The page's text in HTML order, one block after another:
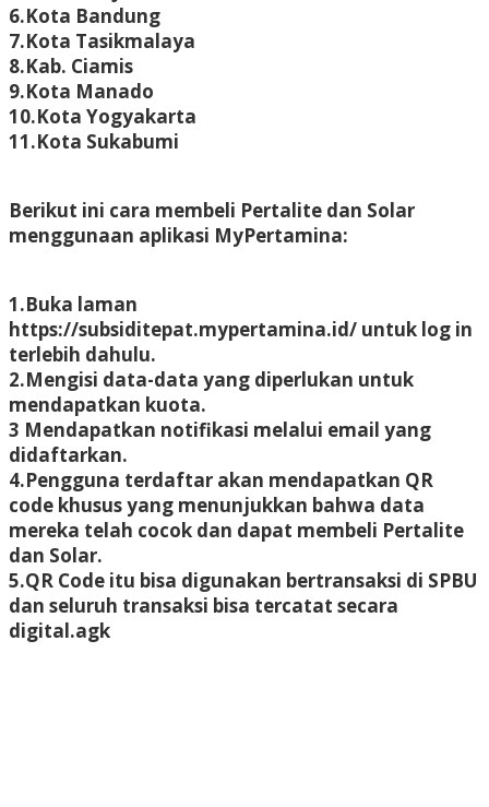
6.Kota Bandung
7.Kota Tasikmalaya
8.Kab. Ciamis
9.Kota Manado
10.Kota Yogyakarta
11.Kota Sukabumi
Berikut ini cara membeli Pertalite dan Solar
menggunaan aplikasi MyPertamina:
1.Buka laman
https://subsiditepat.mypertamina.id/ untuk log in
terlebih dahulu.
2.Mengisi data-data yang diperlukan untuk
mendapatkan kuota.
3 Mendapatkan notifikasi melalui email yang
didaftarkan.
4.Pengguna terdaftar akan mendapatkan QR
code khusus yang menunjukkan bahwa data
mereka telah cocok dan dapat membeli Pertalite
dan Solar.
5.QR Code itu bisa digunakan bertransaksi di SPBU
dan seluruh transaksi bisa tercatat secara
digital.agk